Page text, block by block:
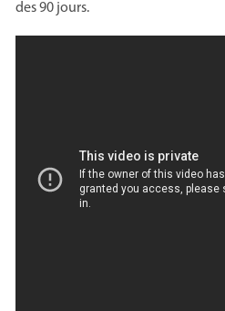
des 90 jours.